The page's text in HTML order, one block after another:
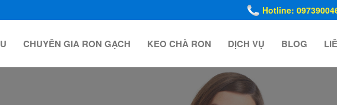
Hotline:
CHUYÊN GIA RON GẠCH KEO CHÀ RON DỊCH VỤ BLOG